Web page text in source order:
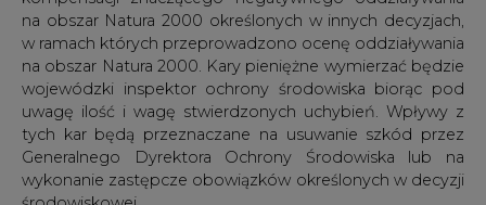
Dyrektywy 2011/92, doszła do wniosku, że dokumentacja
sporządzana w państwach członkowskich na potrzeby
oceny oddziaływania na środowisko prezentuje
nierzadko niski poziom merytoryczny. Stąd też w
znowelizowanych przepisach unijnych pojawił się
obowiązek zapewnienia, by raport o oddziaływaniu
przedsięwzięcia na środowisko był przygotowywany
przez ekspertów posiadających odpowiednie
kompetencje. Przenosząc ten obowiązek do prawa